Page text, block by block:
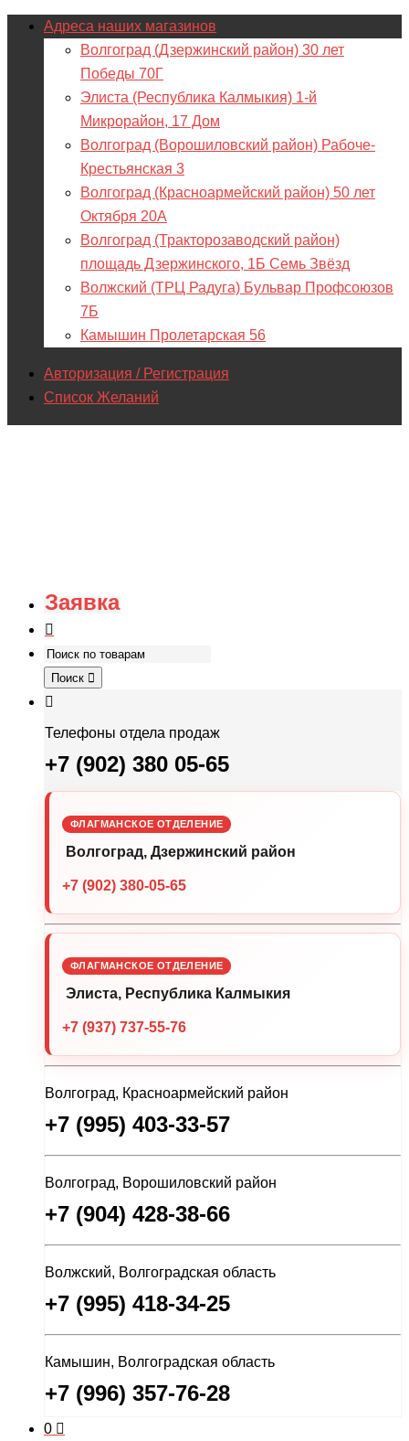
Адреса наших магазинов
Волгоград (Дзержинский район) 30 лет
Победы 70Г
Элиста (Республика Калмыкия) 1-й
Микрорайон, 17 Дом
Волгоград (Ворошиловский район) Рабоче-
Крестьянская 3
Волгоград (Красноармейский район) 50 лет
Октября 20А
Волгоград (Тракторозаводский район)
площадь Дзержинского, 1Б Семь Звёзд
Волжский (ТРЦ Радуга) Бульвар Профсоюзов
7Б
Камышин Пролетарская 56
Авторизация / Регистрация
Список Желаний
Заявка
Поиск
Телефоны отдела продаж
+7 (902) 380 05-65
ФЛАГМАНСКОЕ ОТДЕЛЕНИЕ
Волгоград, Дзержинский район
+7 (902) 380-05-65
ФЛАГМАНСКОЕ ОТДЕЛЕНИЕ
Элиста, Республика Калмыкия
+7 (937) 737-55-76
Волгоград, Красноармейский район
+7 (995) 403-33-57
Волгоград, Ворошиловский район
+7 (904) 428-38-66
Волжский, Волгоградская область
+7 (995) 418-34-25
Камышин, Волгоградская область
+7 (996) 357-76-28
0